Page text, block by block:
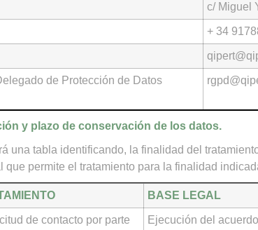
c/ Miguel
+ 34
de Protección de Datos
y plazo de conservación de los datos.
una tabla identificando, la finalidad del
que permite el tratamiento para la finalidad
BASE LEGAL
de contacto por parte
Ejecución del